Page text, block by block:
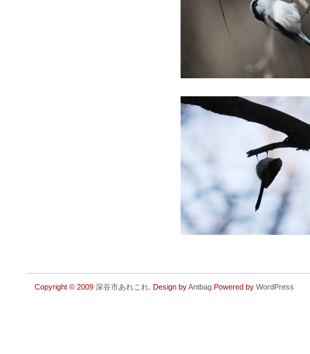
Copyright © 2009 深谷市あれこれ . Design byAntbag .Powered by WordPress